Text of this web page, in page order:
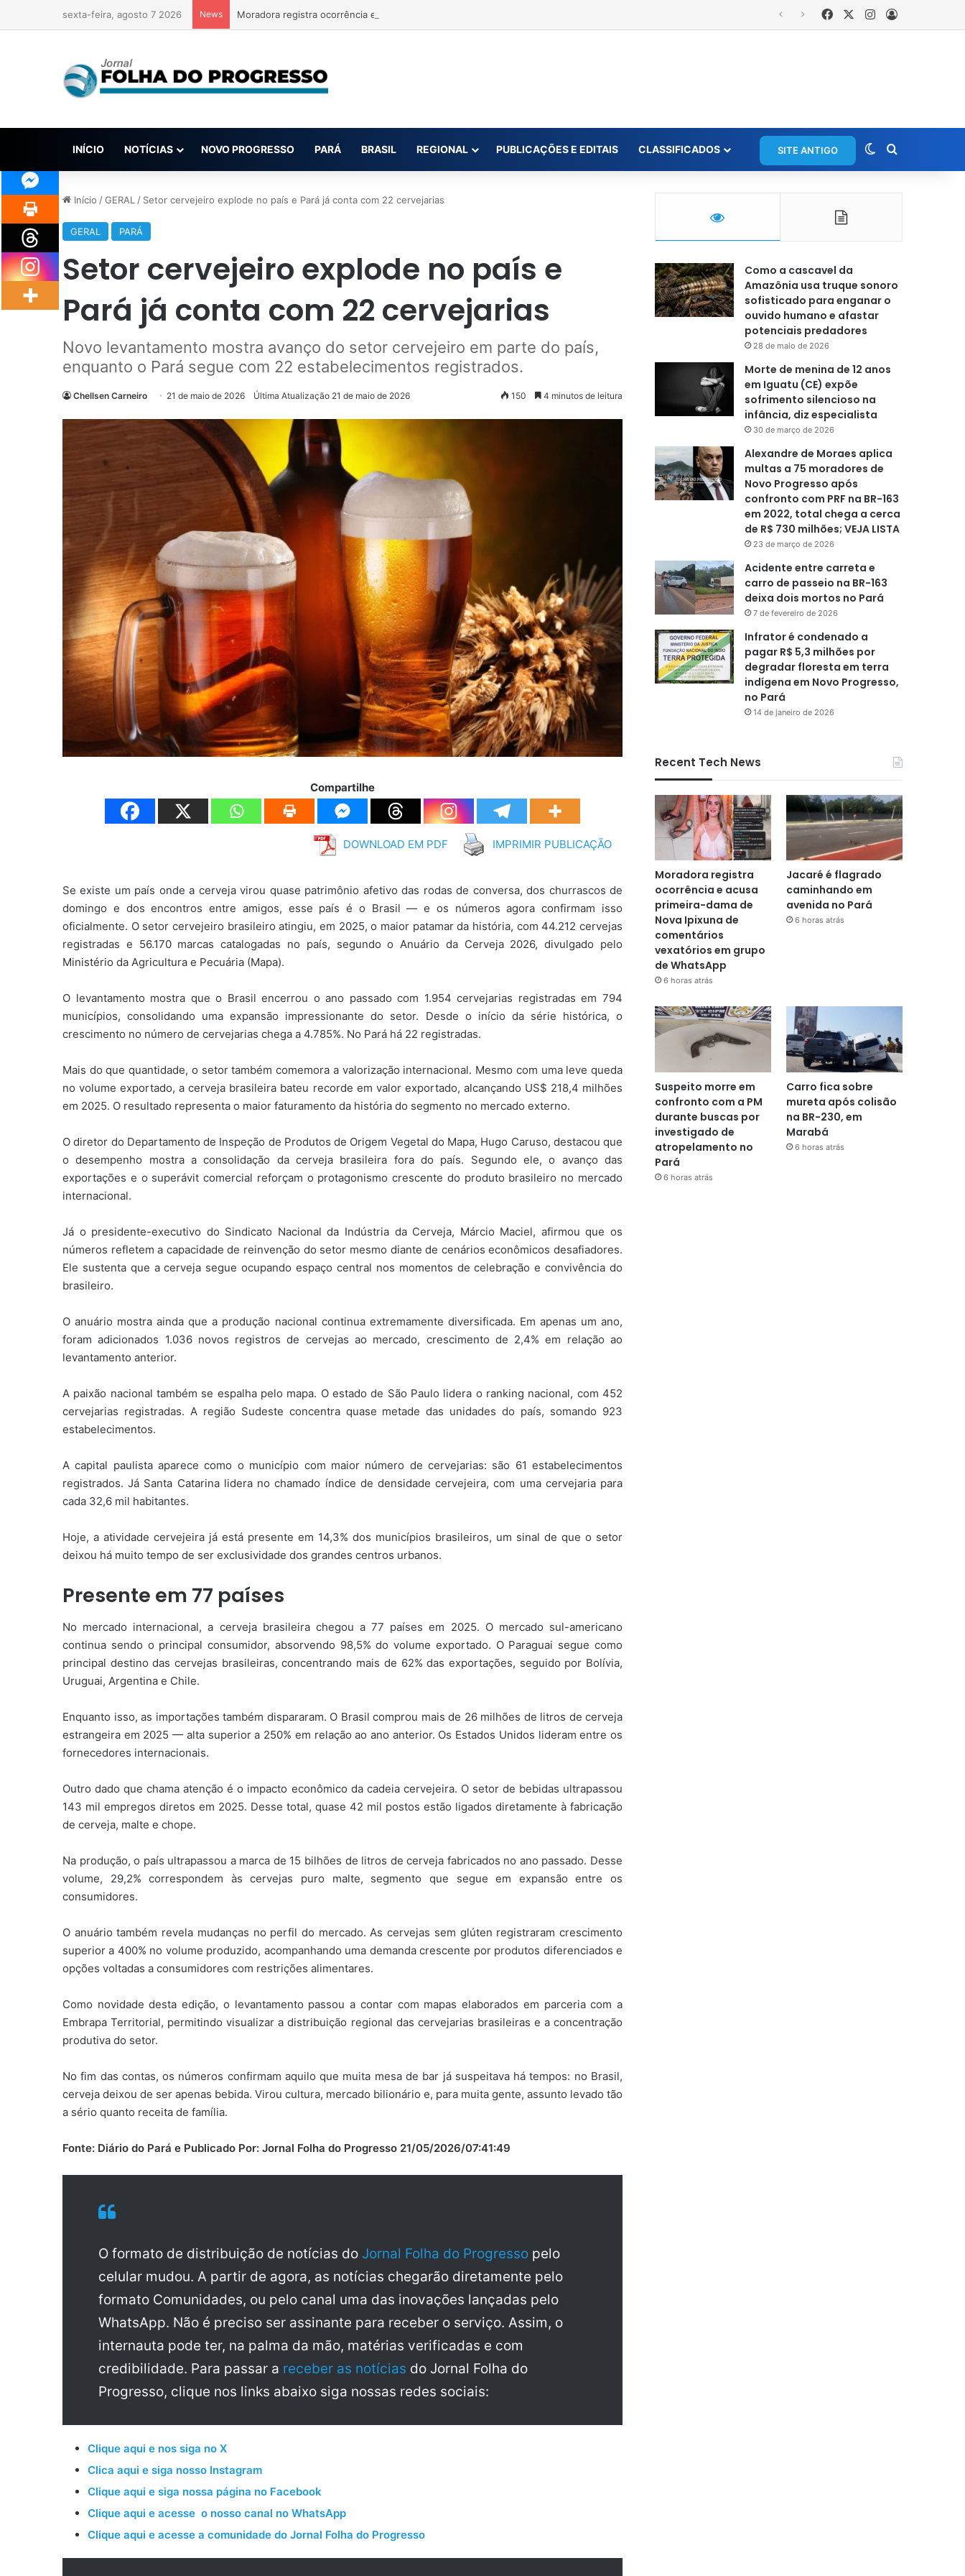
sexta-feira, agosto 7 2026 News FacebookInstagram
Entrar
INÍCIO NOTÍCIAS NOVO PROGRESSO PARÁ BRASIL REGIONAL PUBLICAÇÕES E EDITAIS CLASSIFICADOS SITE ANTIGO Switch skin
Início /GERAL / Setor cervejeiro explode no país e Pará já conta com 22 cervejarias
GERAL PARÁ
Setor cervejeiro explode no país e
Pará já conta com 22 cervejarias
Novo levantamento mostra avanço do setor cervejeiro em parte do país,
enquanto o Pará segue com 22 estabelecimentos registrados.
Chellsen Carneiro 21 de maio de 2026 Última Atualização 21 de maio de 2026 150 4 minutos de leitura
Compartilhe
DOWNLOAD EM PDF IMPRIMIR PUBLICAÇÃO
Se existe um país onde a cerveja virou quase patrimônio afetivo das rodas de conversa, dos churrascos de
domingo e dos encontros entre amigos, esse país é o Brasil — e os números agora confirmam isso
oficialmente. O setor cervejeiro brasileiro atingiu, em 2025, o maior patamar da história, com 44.212 cervejas
registradas e 56.170 marcas catalogadas no país, segundo o Anuário da Cerveja 2026, divulgado pelo
Ministério da Agricultura e Pecuária (Mapa).
O levantamento mostra que o Brasil encerrou o ano passado com 1.954 cervejarias registradas em 794
municípios, consolidando uma expansão impressionante do setor. Desde o início da série histórica, o
crescimento no número de cervejarias chega a 4.785%. No Pará há 22 registradas.
Mais do que quantidade, o setor também comemora a valorização internacional. Mesmo com uma leve queda
no volume exportado, a cerveja brasileira bateu recorde em valor exportado, alcançando US$ 218,4 milhões
em 2025. O resultado representa o maior faturamento da história do segmento no mercado externo.
O diretor do Departamento de Inspeção de Produtos de Origem Vegetal do Mapa, Hugo Caruso, destacou que
o desempenho mostra a consolidação da cerveja brasileira fora do país. Segundo ele, o avanço das
exportações e o superávit comercial reforçam o protagonismo crescente do produto brasileiro no mercado
internacional.
Já o presidente-executivo do Sindicato Nacional da Indústria da Cerveja, Márcio Maciel, afirmou que os
números refletem a capacidade de reinvenção do setor mesmo diante de cenários econômicos desafiadores.
Ele sustenta que a cerveja segue ocupando espaço central nos momentos de celebração e convivência do
brasileiro.
O anuário mostra ainda que a produção nacional continua extremamente diversificada. Em apenas um ano,
foram adicionados 1.036 novos registros de cervejas ao mercado, crescimento de 2,4% em relação ao
levantamento anterior.
A paixão nacional também se espalha pelo mapa. O estado de São Paulo lidera o ranking nacional, com 452
cervejarias registradas. A região Sudeste concentra quase metade das unidades do país, somando 923
estabelecimentos.
A capital paulista aparece como o município com maior número de cervejarias: são 61 estabelecimentos
registrados. Já Santa Catarina lidera no chamado índice de densidade cervejeira, com uma cervejaria para
cada 32,6 mil habitantes.
Hoje, a atividade cervejeira já está presente em 14,3% dos municípios brasileiros, um sinal de que o setor
deixou há muito tempo de ser exclusividade dos grandes centros urbanos.
Presente em 77 países
No mercado internacional, a cerveja brasileira chegou a 77 países em 2025. O mercado sul-americano
continua sendo o principal consumidor, absorvendo 98,5% do volume exportado. O Paraguai segue como
principal destino das cervejas brasileiras, concentrando mais de 62% das exportações, seguido por Bolívia,
Uruguai, Argentina e Chile.
Enquanto isso, as importações também dispararam. O Brasil comprou mais de 26 milhões de litros de cerveja
estrangeira em 2025 — alta superior a 250% em relação ao ano anterior. Os Estados Unidos lideram entre os
fornecedores internacionais.
Outro dado que chama atenção é o impacto econômico da cadeia cervejeira. O setor de bebidas ultrapassou
143 mil empregos diretos em 2025. Desse total, quase 42 mil postos estão ligados diretamente à fabricação
de cerveja, malte e chope.
Na produção, o país ultrapassou a marca de 15 bilhões de litros de cerveja fabricados no ano passado. Desse
volume, 29,2% correspondem às cervejas puro malte, segmento que segue em expansão entre os
consumidores.
O anuário também revela mudanças no perfil do mercado. As cervejas sem glúten registraram crescimento
superior a 400% no volume produzido, acompanhando uma demanda crescente por produtos diferenciados e
opções voltadas a consumidores com restrições alimentares.
Como novidade desta edição, o levantamento passou a contar com mapas elaborados em parceria com a
Embrapa Territorial, permitindo visualizar a distribuição regional das cervejarias brasileiras e a concentração
produtiva do setor.
No fim das contas, os números confirmam aquilo que muita mesa de bar já suspeitava há tempos: no Brasil,
cerveja deixou de ser apenas bebida. Virou cultura, mercado bilionário e, para muita gente, assunto levado tão
a sério quanto receita de família.
Fonte: Diário do Pará e Publicado Por: Jornal Folha do Progresso 21/05/2026/07:41:49
O formato de distribuição de notícias do Jornal Folha do Progresso pelo
celular mudou. A partir de agora, as notícias chegarão diretamente pelo
formato Comunidades, ou pelo canal uma das inovações lançadas pelo
WhatsApp. Não é preciso ser assinante para receber o serviço. Assim, o
internauta pode ter, na palma da mão, matérias verificadas e com
credibilidade. Para passar a receber as notícias do Jornal Folha do
Progresso, clique nos links abaixo siga nossas redes sociais:
Clique aqui e nos siga no X
Clica aqui e siga nosso Instagram
Clique aqui e siga nossa página no Facebook
Clique aqui e acesse o nosso canal no WhatsApp
Clique aqui e acesse a comunidade do Jornal Folha do Progresso
Como a cascavel da
Amazônia usa truque sonoro
sofisticado para enganar o
ouvido humano e afastar
potenciais predadores
28 de maio de 2026
Morte de menina de 12 anos
em Iguatu (CE) expõe
sofrimento silencioso na
infância, diz especialista
30 de março de 2026
Alexandre de Moraes aplica
multas a 75 moradores de
Novo Progresso após
confronto com PRF na BR-163
em 2022, total chega a cerca
de R$ 730 milhões; VEJA LISTA
23 de março de 2026
Acidente entre carreta e
carro de passeio na BR-163
deixa dois mortos no Pará
7 de fevereiro de 2026
Infrator é condenado a
pagar R$ 5,3 milhões por
degradar floresta em terra
indígena em Novo Progresso,
no Pará
14 de janeiro de 2026
Recent Tech News
Moradora registra
ocorrência e acusa
primeira-dama de
Nova Ipixuna de
comentários
vexatórios em grupo
de WhatsApp
6 horas atrás
Jacaré é flagrado
caminhando em
avenida no Pará
6 horas atrás
Suspeito morre em
confronto com a PM
durante buscas por
investigado de
atropelamento no
Pará
6 horas atrás
Carro fica sobre
mureta após colisão
na BR-230, em
Marabá
6 horas atrás